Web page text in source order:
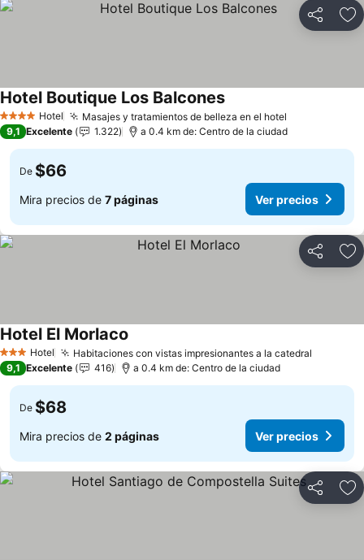
Compartir
4 EstrellasHotel Masajes y tratamientos de belleza en el hotel
Hotel Boutique Los BalconesVer precios
9,1 Excelente 1.322 a 0.4 km de: Centro de la ciudad
De $66
Mira precios de 7 páginas Ver precios
Compartir
3 Estrellas
Hotel Habitaciones con vistas impresionantes a la catedral
Hotel El Morlaco
9,1 Excelente 416 a 0.4 km de: Centro de la ciudad
De $68
Mira precios de 2 páginas Ver precios
Compartir